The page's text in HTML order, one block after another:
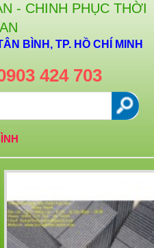
- CHINH PHỤC THỜI
BÌNH, TP. HỒ CHÍ MINH
424 703